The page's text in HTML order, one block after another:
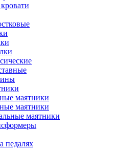
маятники
маятники
маятники
педалях